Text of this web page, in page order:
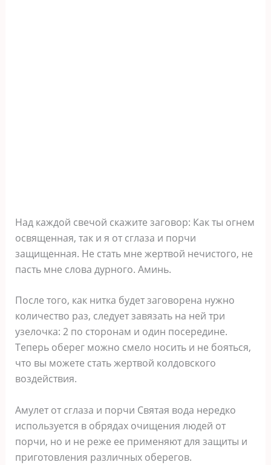
Над каждой свечой скажите заговор: Как ты огнем
освященная, так и я от сглаза и порчи
защищенная. Не стать мне жертвой нечистого, не
пасть мне слова дурного. Аминь.
После того, как нитка будет заговорена нужно
количество раз, следует завязать на ней три
узелочка: 2 по сторонам и один посередине.
Теперь оберег можно смело носить и не бояться,
что вы можете стать жертвой колдовского
воздействия.
Амулет от сглаза и порчи Святая вода нередко
используется в обрядах очищения людей от
порчи, но и не реже ее применяют для защиты и
приготовления различных оберегов.